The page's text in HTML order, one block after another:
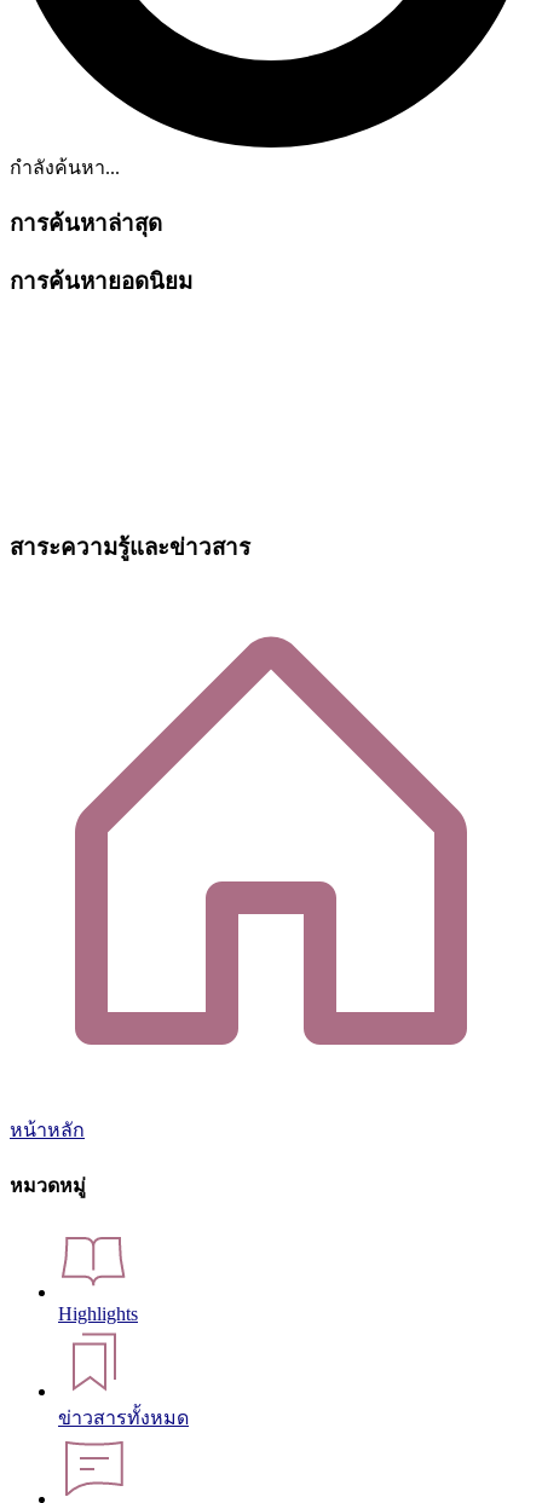
กำลังค้นหา...
การค้นหาล่าสุด
การค้นหายอดนิยม
สาระความรู้และข่าวสาร
หน้าหลัก
หมวดหมู่
Highlights
ข่าวสารทั้งหมด